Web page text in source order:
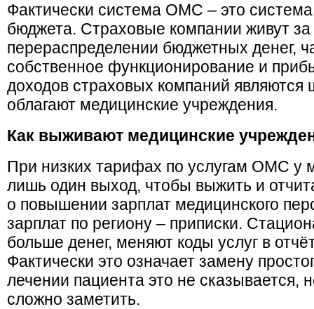
Фактически система ОМС – это система
бюджета. Страховые компании живут за
перераспределении бюджетных денег,
собственное функционирование и
доходов страховых компаний
облагают медицинские учреждения.
Как выживают медицинские
При низких тарифах по услугам ОМС у
лишь один выход, чтобы выжить и
о повышении зарплат медицинского
зарплат по региону – приписки.
больше денег, меняют коды услуг в
Фактически это означает замену
лечении пациента это не сказывается,
сложно заметить.